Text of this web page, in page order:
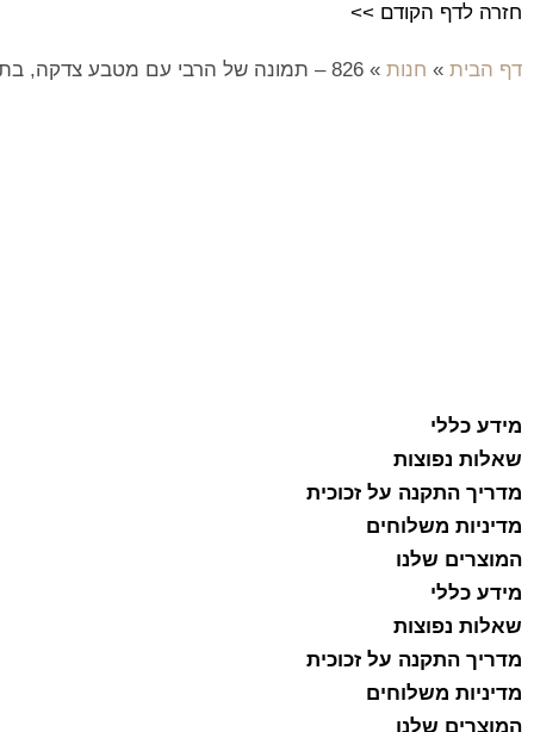
חזרה לדף הקודם >>
דף הבית » חנות » 826 – תמונה של הרבי עם מטבע צדקה, בתוספת לוגו
מידע כללי
שאלות נפוצות
מדריך התקנה על זכוכית
מדיניות משלוחים
המוצרים שלנו
מידע כללי
שאלות נפוצות
מדריך התקנה על זכוכית
מדיניות משלוחים
המוצרים שלנו